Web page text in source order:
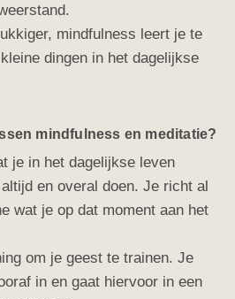
mindfulness leert je te
dingen in het dagelijkse
mindfulness en meditatie?
je in het dagelijkse leven
en overal doen. Je richt al
wat je op dat moment aan het
om je geest te trainen. Je
in en gaat hiervoor in een